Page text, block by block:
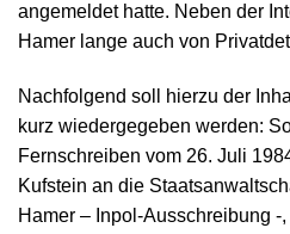
angemeldet hatte. Neben der
Hamer lange auch von
Nachfolgend soll hierzu der
kurz wiedergegeben werden:
Fernschreiben vom 26. Juli
Kufstein an die
Hamer – Inpol-Ausschreibung -